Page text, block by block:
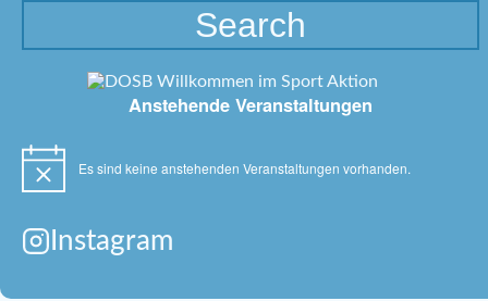
Anstehende Veranstaltungen
Hinweis Es sind keine anstehenden Veranstaltungen vorhanden.
Instagram